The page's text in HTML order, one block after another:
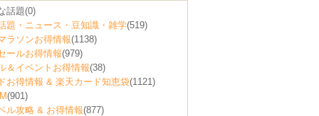
話題(0)
題・ニュース・豆知識・雑学(519)
ラソンお得情報(1138)
ールお得情報(979)
＆イベントお得情報(38)
お得情報 & 楽天カード知恵袋(1121)
(901)
ル攻略 & お得情報(877)